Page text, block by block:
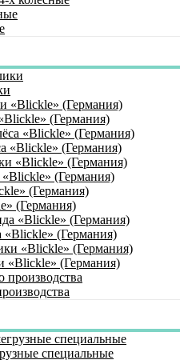
(Германия)
«Blickle» (Германия)
(Германия)
(Германия)
«Blickle» (Германия)
«Blickle» (Германия)
специальные